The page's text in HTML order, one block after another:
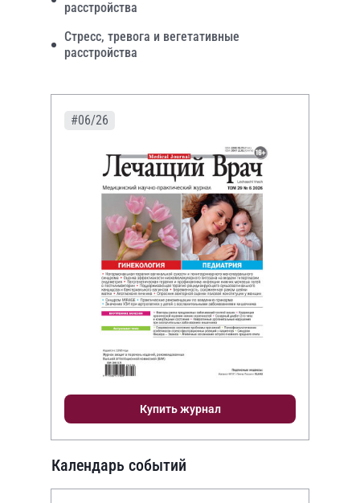
расстройства
Стресс, тревога и вегетативные
расстройства
#06/26
Купить журнал
Календарь событий